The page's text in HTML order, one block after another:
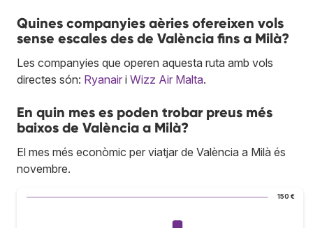
Quines companyies aèries ofereixen vols
sense escales des de València fins a Milà?
Les companyies que operen aquesta ruta amb vols
directes són: Ryanair i Wizz Air Malta.
En quin mes es poden trobar preus més
baixos de València a Milà?
El mes més econòmic per viatjar de València a Milà és
novembre.
150 €